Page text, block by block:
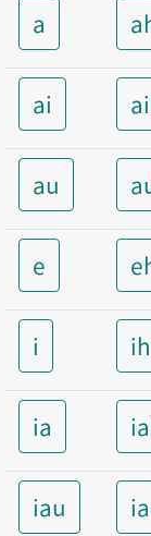
a
ai
au
e
i ih
ia
iau